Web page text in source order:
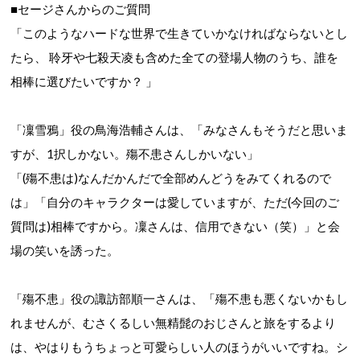
■セージさんからのご質問
「このようなハードな世界で生きていかなければならないとし
たら、 聆牙や七殺天凌も含めた全ての登場人物のうち、誰を
相棒に選びたいですか？ 」
「凜雪鴉」役の鳥海浩輔さんは、
「みなさんもそうだと思いま
すが、1択しかない。殤不患さんしかいない」
「(殤不患は)なんだかんだで全部めんどうをみてくれるので
は」「自分のキャラクターは愛していますが、ただ(今回のご
質問は)相棒ですから。凜さんは、信用できない（笑）」と会
場の笑いを誘った。
「殤不患」役の諏訪部順一さんは、
「殤不患も悪くないかもし
れませんが、むさくるしい無精髭のおじさんと旅をするより
は、やはりもうちょっと可愛らしい人のほうがいいですね。シ